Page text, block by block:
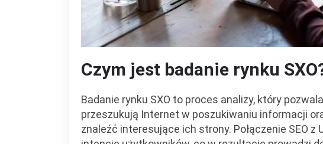
Czym jest badanie rynku
Badanie rynku SXO to proces analizy, który
przeszukują Internet w poszukiwaniu informacji
znaleźć interesujące ich strony. Połączenie SEO z